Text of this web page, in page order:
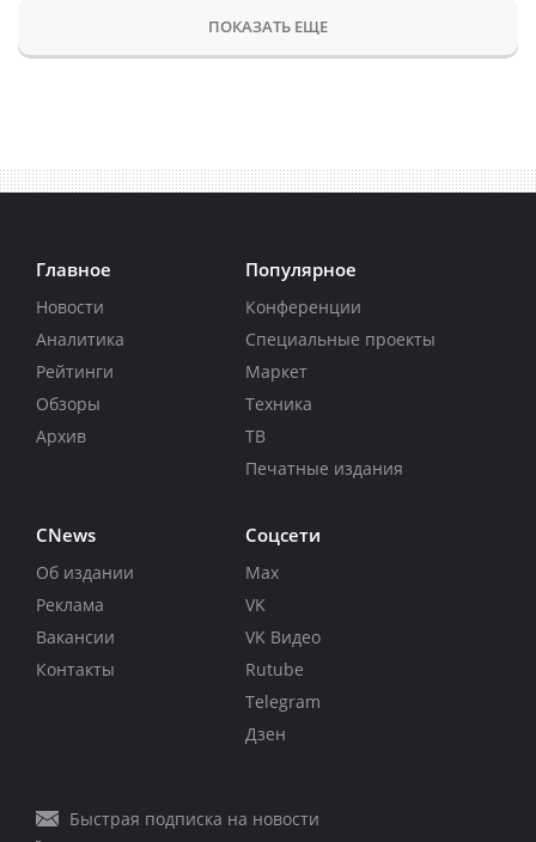
ПОКАЗАТЬ ЕЩЕ
Главное
Новости
Аналитика
Рейтинги
Обзоры
Архив
Популярное
Конференции
Специальные проекты
Маркет
Техника
ТВ
Печатные издания
CNews
Об издании
Реклама
Вакансии
Контакты
Соцсети
Max
VK
VK Видео
Rutube
Telegram
Дзен
Быстрая подписка на новости